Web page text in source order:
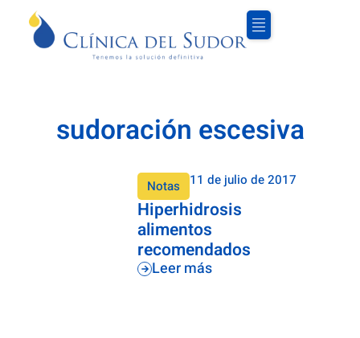
sudoración escesiva
Notas 11 de julio de 2017
Hiperhidrosis
alimentos
recomendados
Leer más